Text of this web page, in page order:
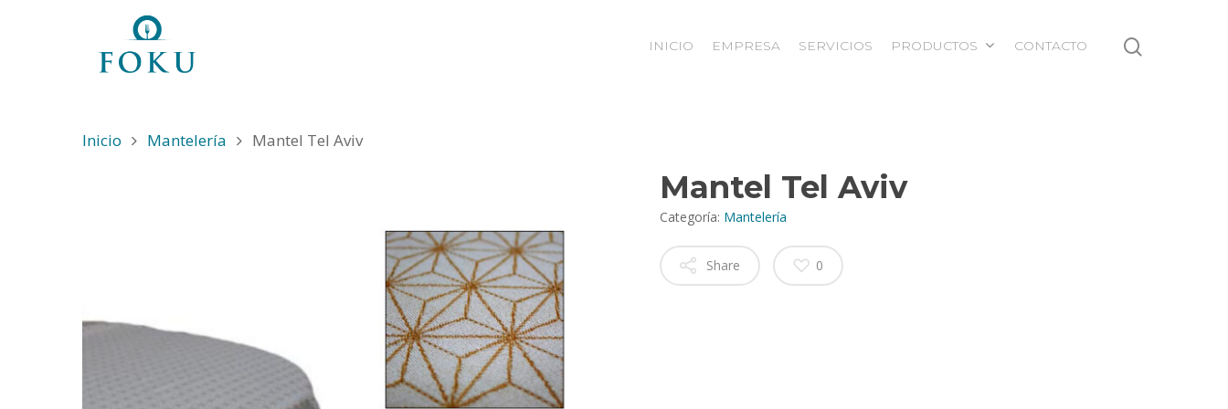
Hit enter to search or ESC to close
INICIO EMPRESA SERVICIOS PRODUCTOS CONTACTO
Inicio Mantelería Mantel Tel Aviv
Mantel Tel Aviv
Categoría: Mantelería
Share 0